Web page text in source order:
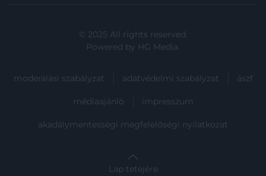
© 2025 All rights reserved.
Powered by HG Media.
moderálási szabályzat adatvédelmi szabályzat ászf
médiaajánló impresszum
akadálymentességi megfelelőségi nyilatkozat
Lap tetejére